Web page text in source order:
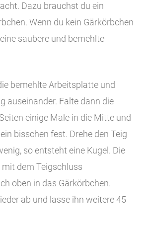
Dazu brauchst du ein
Wenn du kein Gärkörbchen
saubere und bemehlte
bemehlte Arbeitsplatte und
auseinander. Falte dann die
einige Male in die Mitte und
bisschen fest. Drehe den Teig
so entsteht eine Kugel. Die
dem Teigschluss
oben in das Gärkörbchen.
ab und lasse ihn weitere 45